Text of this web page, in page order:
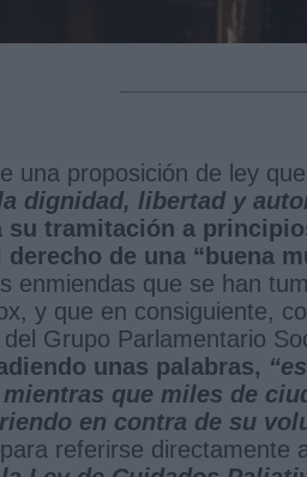
una proposición de ley
dignidad, libertad y
su tramitación a
de una “buena
enmiendas que se han
y que en consiguiente,
Grupo Parlamentario
unas palabras,
que miles de
en contra de su
referirse directamente